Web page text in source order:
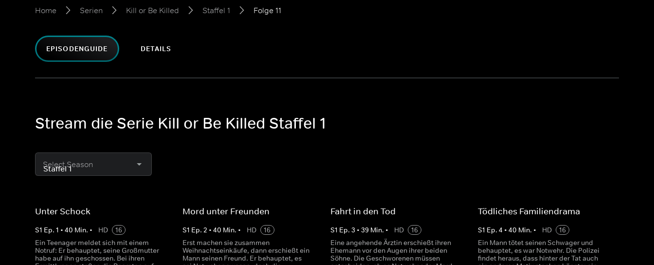
Home Serien Kill or Be Killed Staffel 1 Folge 11
EPISODENGUIDE DETAILS
Stream die Serie Kill or Be Killed Staffel 1
Select Season
Unter Schock
S1 Ep. 1 • 40 Min. • HD
16
Ein Teenager meldet sich mit einem
Notruf: Er behauptet, seine Großmutter
habe auf ihn geschossen. Bei ihren
Mord unter Freunden
S1 Ep.2 •40 Min. • HD
16
Erst machen sie zusammen
Weihnachtseinkäufe, dann erschießt ein
Mann seinen Freund. Er behauptet, es
Fahrt in den Tod
S1 Ep. 3 • 39Min. • HD
16
Eine angehende Ärztin erschießt ihren
Ehemann vor den Augen ihrer beiden
Söhne. Die Geschworenen müssen
Tödliches Familiendrama
S1 Ep. 4 • 40 Min. • HD
16
Ein Mann tötet seinen Schwager und
behauptet, es war Notwehr. Die Polizei
findet heraus, dass hinter der Tat auch